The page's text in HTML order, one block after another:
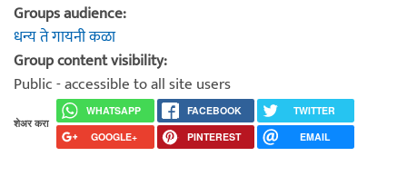
Groups audience:
धन्य ते गायनी कळा
Group content visibility:
Public - accessible to all site users
शेअर करा
WHATSAPP FACEBOOK
TWITTER
GOOGLE+
PINTEREST EMAIL